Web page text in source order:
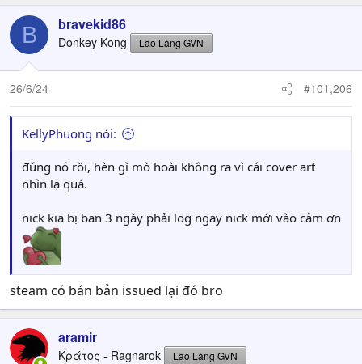
c
i
o
n
:
B bravekid86
Donkey Kong Lão Làng GVN
26/6/24 #101,206
KellyPhuong nói:
đúng nó rồi, hèn gì mò hoài không ra vì cái cover art
nhìn lạ quá.
nick kia bị ban 3 ngày phải log ngay nick mới vào cảm ơn
steam có bán bản issued lại đó bro
aramir
Κράτος - Ragnarok Lão Làng GVN